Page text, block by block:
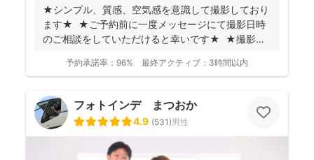
★シンプル、質感、空気感を意識して撮影しており
ます★ ★ご予約前に一度メッセージにて撮影日時
のご相談をしていただけると幸いです★ ★撮影に
予約承諾率： 96% 最終アクティブ： 3時間以内
フォトインデ まつおか
4.9 (531)男性